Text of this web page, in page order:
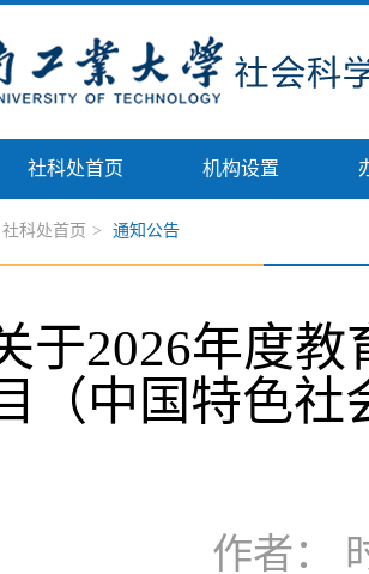
社科处首页 机构设置
社科处首页 > 通知公告
于2026年度
（中国特色
作者：